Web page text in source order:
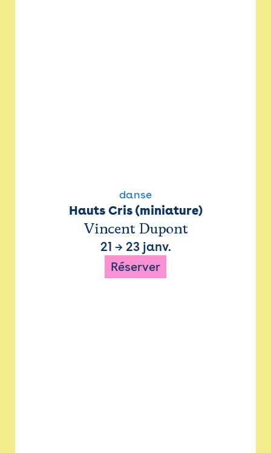
danse
Hauts Cris (miniature)
Vincent Dupont
21 → 23 janv.
Réserver